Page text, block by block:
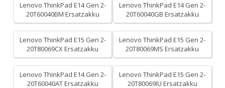
Lenovo ThinkPad E14 Gen 2-
20T60040BM Ersatzakku
Lenovo ThinkPad E14 Gen 2-
20T60040GB Ersatzakku
Lenovo ThinkPad E15 Gen 2-
20T80069CX Ersatzakku
Lenovo ThinkPad E15 Gen 2-
20T80069MS Ersatzakku
Lenovo ThinkPad E14 Gen 2-
20T60040AT Ersatzakku
Lenovo ThinkPad E15 Gen 2-
20T80069IU Ersatzakku